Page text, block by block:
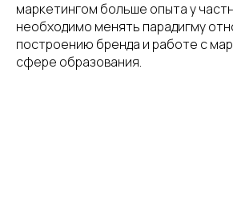
маркетингом больше опыта у
необходимо менять парадигму
построению бренда и работе с
сфере образования.